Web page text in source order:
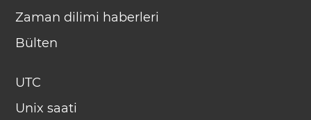
Zaman dilimi haberleri
Bülten
UTC
Unix saati